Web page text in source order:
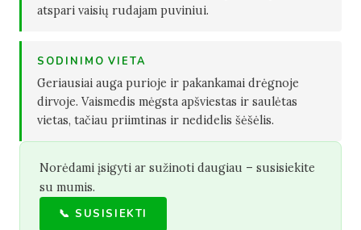
atspari vaisių rudajam puviniui.
SODINIMO VIETA
Geriausiai auga purioje ir pakankamai drėgnoje
dirvoje. Vaismedis mėgsta apšviestas ir saulėtas
vietas, tačiau priimtinas ir nedidelis šėšėlis.
Norėdami įsigyti ar sužinoti daugiau – susisiekite
su mumis.
📞 SUSISIEKTI